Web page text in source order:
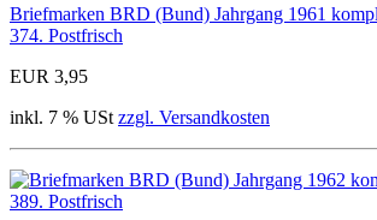
Briefmarken BRD (Bund) Jahrgang 1961
374. Postfrisch
EUR 3,95
inkl. 7 % USt zzgl. Versandkosten